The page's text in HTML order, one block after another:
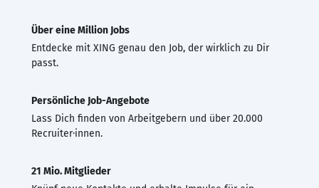
Über eine Million Jobs
Entdecke mit XING genau den Job, der wirklich zu Dir
passt.
Persönliche Job-Angebote
Lass Dich finden von Arbeitgebern und über 20.000
Recruiter·innen.
21 Mio. Mitglieder